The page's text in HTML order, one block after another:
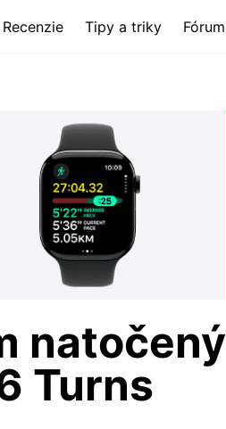
Recenzie Tipy a triky Fórum
natočený
Turns